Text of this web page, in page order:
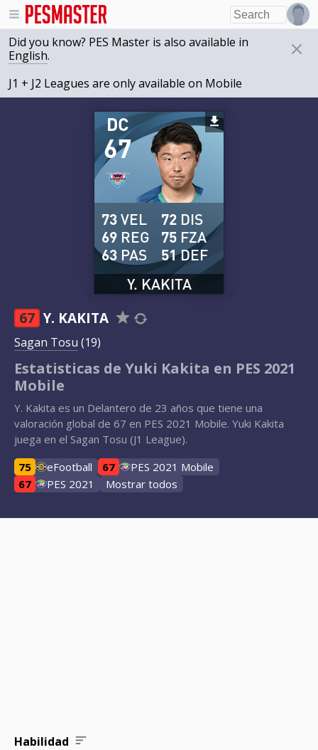
Did you know? PES Master is also available in
English.
J1 + J2 Leagues are only available on Mobile
67
DC
Y. KAKITA
73VEL
69 REG
63 PAS
72 DIS
75 FZA
51DEF
67 Y. KAKITA
Sagan Tosu (19)
Estatisticas de Yuki Kakita en PES 2021
Mobile
Y. Kakita es un Delantero de 23 años que tiene una
valoración global de 67 en PES 2021 Mobile. Yuki Kakita
juega en el Sagan Tosu (J1 League).
75
eFootball 67
PES 2021 Mobile
67
PES 2021 Mostrar todos
Habilidad